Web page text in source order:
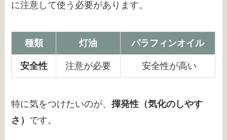
に注意して使う必要があります。
種類 灯油 パラフィンオイル
安全性 注意が必要 安全性が高い
特に気をつけたいのが、揮発性（気化のしやす
さ） です。